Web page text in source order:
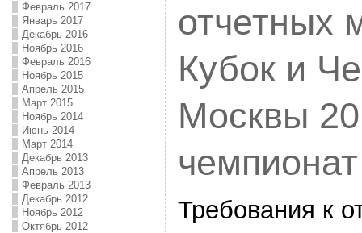
Февраль 2017
Январь 2017
Декабрь 2016
Ноябрь 2016
Февраль 2016
Ноябрь 2015
Апрель 2015
Март 2015
Ноябрь 2014
Июнь 2014
Март 2014
Декабрь 2013
Апрель 2013
Февраль 2013
Декабрь 2012
Ноябрь 2012
Октябрь 2012
отчетных
Кубок и
Москвы
Требования к